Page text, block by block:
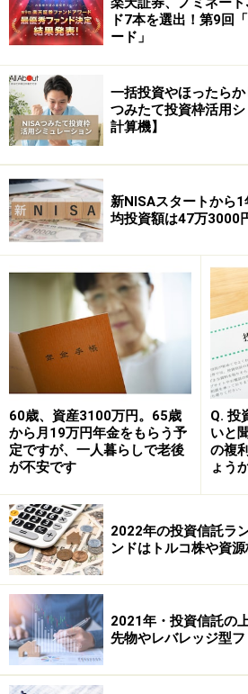
1万円や1,000円などの少額から始
なんと500円からの「ワンコイン
証券も出てきました。つまり現在
でも気軽にスタートできるのが
す。
個別の株式でも「るいとう」とい
立銘柄の倒産で価値がゼロになっ
の点、投資信託は数百から千以上
スクが分散されるため、価値がゼ
せん。
とはいえ、値動きのある商品です
まとまったお金を投じるのは禁物
少しずつ資金を投じるので、落ち
ド7本を選出！第9回
ード」
一括投資やほったら
つみたて投資枠活用
計算機】
新NISAスタートから
均投資額は47万3000
60歳、資産3100万円。65歳
から月19万円年金をもらう予
定ですが、一人暮らしで老後
が不安です
Q. 投
いと
の複
ょう
2022年の投資信託ラ
ンドはトルコ株や資
2021年・投資信託の
先物やレバレッジ型